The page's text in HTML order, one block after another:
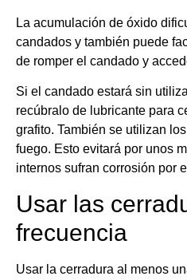
La acumulación de óxido
candados y también puede
de romper el candado y
Si el candado estará sin
recúbralo de lubricante para
grafito. También se utilizan
fuego. Esto evitará por unos
internos sufran corrosión por
Usar las
frecuencia
Usar la cerradura al menos